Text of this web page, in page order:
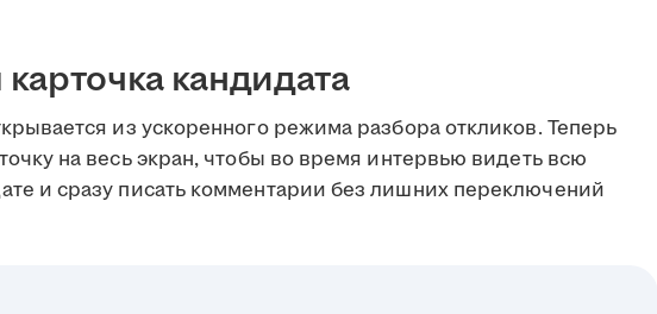
кандидата
из ускоренного режима разбора откликов. Теперь
на весь экран, чтобы во время интервью видеть всю
и сразу писать комментарии без лишних переключений